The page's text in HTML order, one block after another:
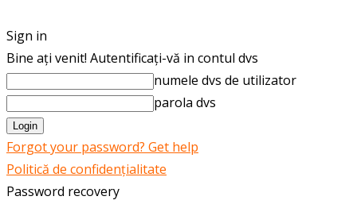
Sign in
Bine ați venit! Autentificați-vă in contul dvs
numele dvs de utilizator
parola dvs
Forgot your password? Get help
Politică de confidențialitate
Password recovery